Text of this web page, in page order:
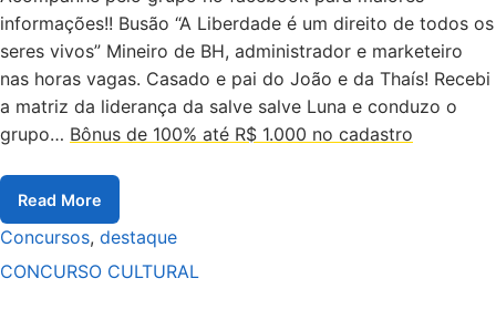
informações!! Busão “A Liberdade é um direito de todos os
seres vivos” Mineiro de BH, administrador e marketeiro
nas horas vagas. Casado e pai do João e da Thaís! Recebi
a matriz da liderança da salve salve Luna e conduzo o
grupo… Bônus de 100% até R$ 1.000 no cadastro
Read More
Concursos, destaque
CONCURSO CULTURAL